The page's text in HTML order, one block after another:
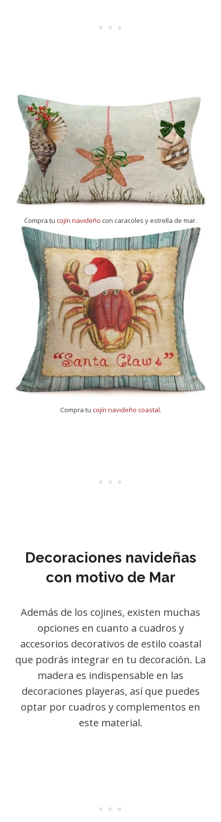
Compra tu cojín navideño con caracoles y estrella de mar.
Compra tu cojín navideño coastal.
Decoraciones navideñas
con motivo de Mar
Además de los cojines, existen muchas
opciones en cuanto a cuadros y
accesorios decorativos de estilo coastal
que podrás integrar en tu decoración. La
madera es indispensable en las
decoraciones playeras, así que puedes
optar por cuadros y complementos en
este material.